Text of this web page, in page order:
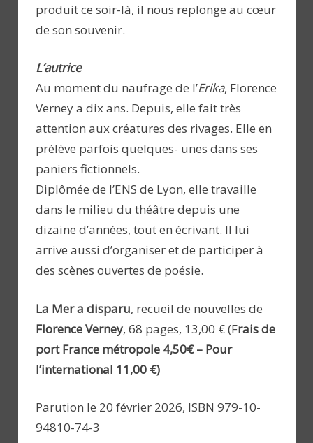
produit ce soir-là, il nous replonge au cœur
de son souvenir.
L’autrice
Au moment du naufrage de l’Erika, Florence
Verney a dix ans. Depuis, elle fait très
attention aux créatures des rivages. Elle en
prélève parfois quelques- unes dans ses
paniers fictionnels.
Diplômée de l’ENS de Lyon, elle travaille
dans le milieu du théâtre depuis une
dizaine d’années, tout en écrivant. Il lui
arrive aussi d’organiser et de participer à
des scènes ouvertes de poésie.
La Mer a disparu, recueil de nouvelles de
Florence Verney, 68 pages, 13,00 € (Frais de
port France métropole 4,50€ – Pour
l’international 11,00 €)
Parution le 20 février 2026, ISBN 979-10-
94810-74-3